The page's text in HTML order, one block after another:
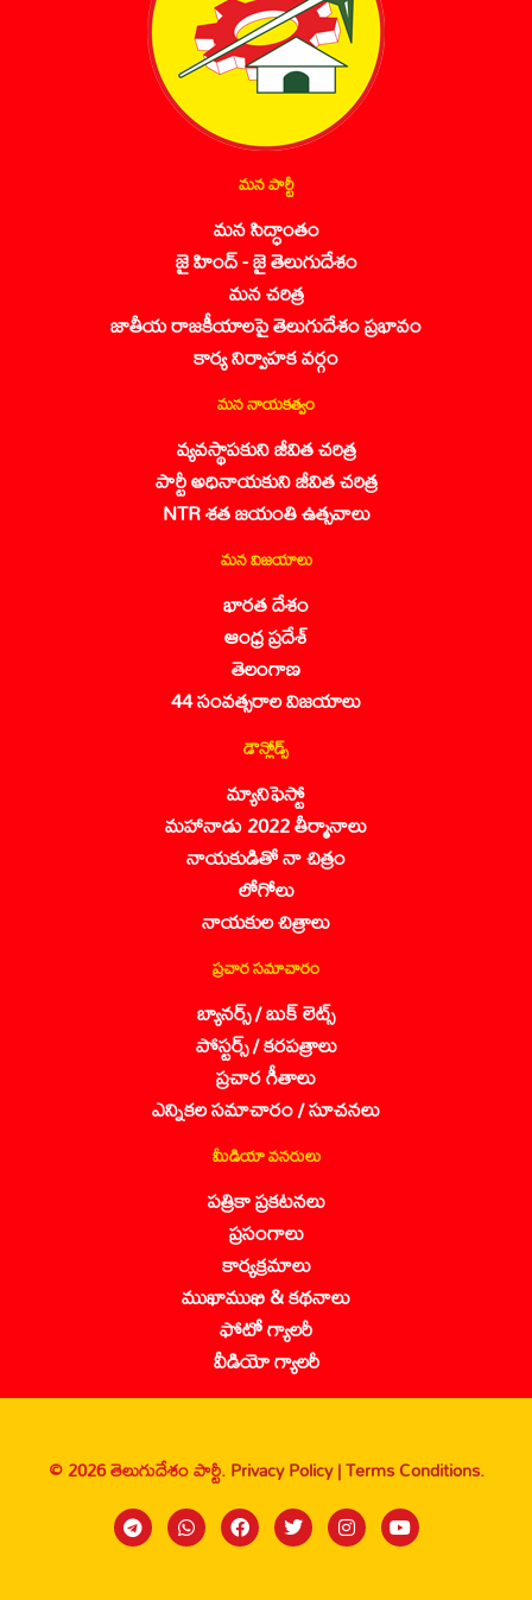
మన పార్టీ
మన సిద్ధాంతం
జై హింద్ - జై తెలుగుదేశం
మన చరిత్ర
జాతీయ రాజకీయాలపై తెలుగుదేశం ప్రభావం
కార్య నిర్వాహక వర్గం
మన నాయకత్వం
వ్యవస్థాపకుని జీవిత చరిత్ర
పార్టీ అధినాయకుని జీవిత చరిత్ర
NTR శత జయంతి ఉత్సవాలు
మన విజయాలు
భారత దేశం
ఆంధ్ర ప్రదేశ్
తెలంగాణ
44 సంవత్సరాల విజయాలు
డౌన్లోడ్స్
మ్యానిఫెస్టో
మహానాడు 2022 తీర్మానాలు
నాయకుడితో నా చిత్రం
లోగోలు
నాయకుల చిత్రాలు
ప్రచార సమాచారం
బ్యానర్స్ / బుక్ లెట్స్
పోస్టర్స్ / కరపత్రాలు
ప్రచార గీతాలు
ఎన్నికల సమాచారం / సూచనలు
మీడియా వనరులు
పత్రికా ప్రకటనలు
ప్రసంగాలు
కార్యక్రమాలు
ముఖాముఖి & కథనాలు
ఫోటో గ్యాలరీ
వీడియో గ్యాలరీ
© 2026 తెలుగుదేశం పార్టీ.Privacy Policy |Terms Conditions.